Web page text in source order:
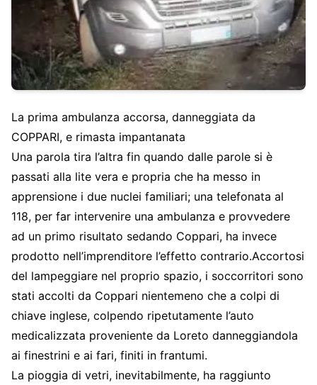
La prima ambulanza accorsa, danneggiata da
COPPARI, e rimasta impantanata
Una parola tira l’altra fin quando dalle parole si è
passati alla lite vera e propria che ha messo in
apprensione i due nuclei familiari; una telefonata al
118, per far intervenire una ambulanza e provvedere
ad un primo risultato sedando Coppari, ha invece
prodotto nell’imprenditore l’effetto contrario.Accortosi
del lampeggiare nel proprio spazio, i soccorritori sono
stati accolti da Coppari nientemeno che a colpi di
chiave inglese, colpendo ripetutamente l’auto
medicalizzata proveniente da Loreto danneggiandola
ai finestrini e ai fari, finiti in frantumi.
La pioggia di vetri, inevitabilmente, ha raggiunto